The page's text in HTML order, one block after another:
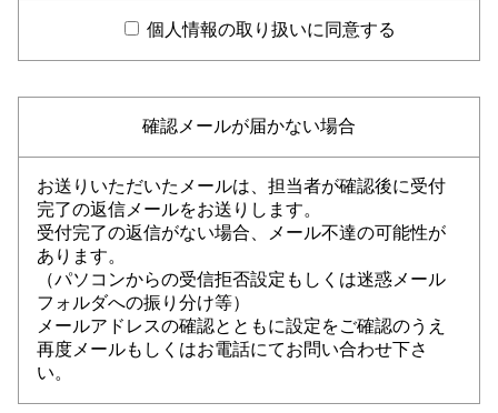
客様に有益と思われる商品情報、各種サービス情報をダイ
当社にお申し出いただければ、このような印刷物の発送や
お客様自身が個人情報の開示、訂正、削除等を希望される
場合には、当社所定の手続きでご請求いただければ、合理
的な範囲で速やかに対応させていただきます。
当社は、当社が保有する個人情報に関して適用される日本
の法令、規範を遵守するとともに、上記各項における取り
組みを適宜見直し、改善していきます。
以上、個人情報保護方針に関するお問い合わせは、当社カードセ
ンターまでご連絡ください。
株式会社丸久 カードセンター TEL 0835-25-0909（9:00～18：
00）
個人情報の取り扱いに同意する
確認メールが届かない場合
お送りいただいたメールは、担当者が確認後に受付
完了の返信メールをお送りします。
受付完了の返信がない場合、メール不達の可能性が
あります。
（パソコンからの受信拒否設定もしくは迷惑メール
フォルダへの振り分け等）
メールアドレスの確認とともに設定をご確認のうえ
再度メールもしくはお電話にてお問い合わせ下さ
い。